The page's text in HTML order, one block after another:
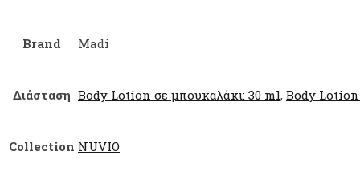
Brand Madi
Διάσταση Body Lotion σε μπουκαλάκι: 30 ml, Body Lotion
Collection NUVIO